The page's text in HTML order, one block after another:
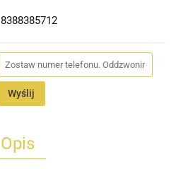
8388385712
Wyślij
Opis